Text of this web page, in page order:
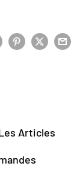
Articles